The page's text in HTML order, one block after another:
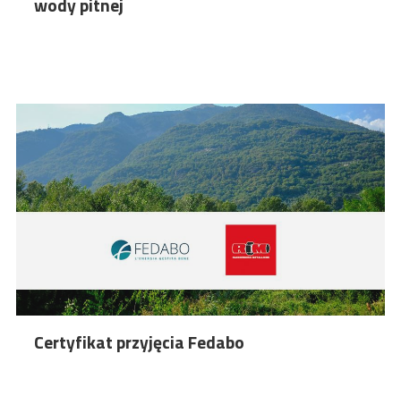
wody pitnej
Certyfikat przyjęcia Fedabo